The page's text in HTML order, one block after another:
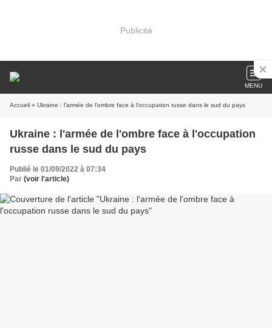
Publicité
MENU
Accueil » Ukraine : l'armée de l'ombre face à l'occupation russe dans le sud du pays
Ukraine : l'armée de l'ombre face à l'occupation
russe dans le sud du pays
Publié le 01/09/2022 à 07:34
Par (voir l'article)